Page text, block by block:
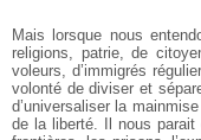
Mais lorsque nous
religions, patrie, de
voleurs, d’immigrés
volonté de diviser et
d’universaliser la
de la liberté. Il nous parait